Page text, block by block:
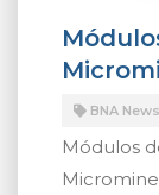
BNA News
Módulos